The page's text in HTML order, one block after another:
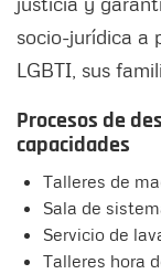
socio-jurídica a
LGBTI, sus
Procesos de
capacidades
Talleres de
Sala de
Servicio de
Talleres hora